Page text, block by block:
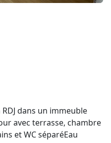
RDJ dans un immeuble
avec terrasse, chambre
et WC séparéEau